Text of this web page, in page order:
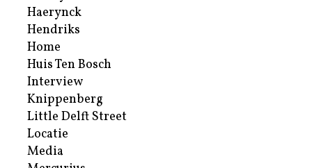
Haerynck
Hendriks
Home
Huis Ten Bosch
Interview
Knippenberg
Little Delft Street
Locatie
Media